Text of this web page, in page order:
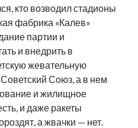
партия поводырь
пресса
роман
ссср стенограмма
экономика эстонии
кто возводил стадионы
фабрика «Калев»
партии и
и внедрить в
жевательную
Союз, а в нем
и жилищное
и даже ракеты
а жвачки — нет.